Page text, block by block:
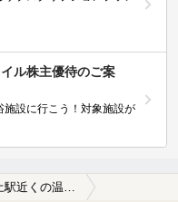
ル株主優待のご案
設に行こう！対象施設が